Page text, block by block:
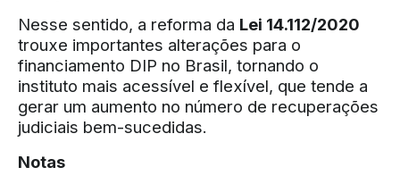
Nesse sentido, a reforma da Lei 14.112/2020
trouxe importantes alterações para o
financiamento DIP no Brasil, tornando o
instituto mais acessível e flexível, que tende a
gerar um aumento no número de recuperações
judiciais bem-sucedidas.
Notas